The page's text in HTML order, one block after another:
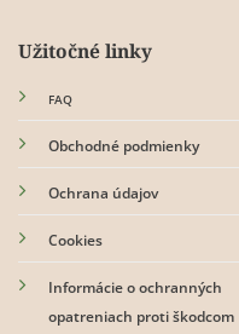
Užitočné linky
FAQ
Obchodné podmienky
Ochrana údajov
Cookies
Informácie o ochranných
opatreniach proti škodcom